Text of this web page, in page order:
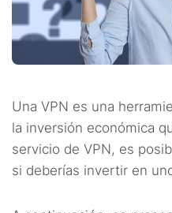
Una VPN es una
la inversión económica
servicio de VPN, es
si deberías invertir en